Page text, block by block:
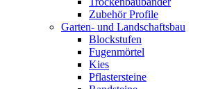
Zubehör Profile
Garten- und Landschaftsbau
Blockstufen
Fugenmörtel
Kies
Pflastersteine